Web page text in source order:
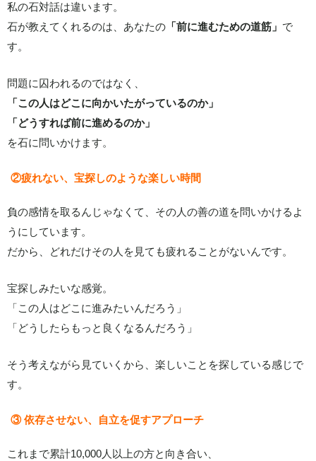
私の石対話は違います。
石が教えてくれるのは、あなたの 「前に進むための道筋」 で
す。
問題に囚われるのではなく、
「この人はどこに向かいたがっているのか」
「どうすれば前に進めるのか」
を石に問いかけます。
②疲れない、宝探しのような楽しい時間
負の感情を取るんじゃなくて、その人の善の道を問いかけるよ
うにしています。
だから、どれだけその人を見ても疲れることがないんです。
宝探しみたいな感覚。
「この人はどこに進みたいんだろう」
「どうしたらもっと良くなるんだろう」
そう考えながら見ていくから、楽しいことを探している感じで
す。
③ 依存させない、自立を促すアプローチ
これまで累計10,000人以上の方と向き合い、